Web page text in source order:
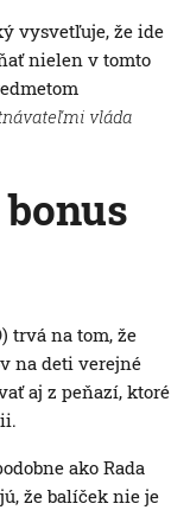
vysvetľuje, že ide
nielen v tomto
vláda
trvá na tom, že
na deti verejné
aj z peňazí, ktoré
ako Rada
že balíček nie je